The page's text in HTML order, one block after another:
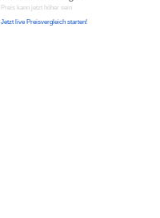
Preis kann jetzt höher sein
Jetzt live Preisvergleich starten!